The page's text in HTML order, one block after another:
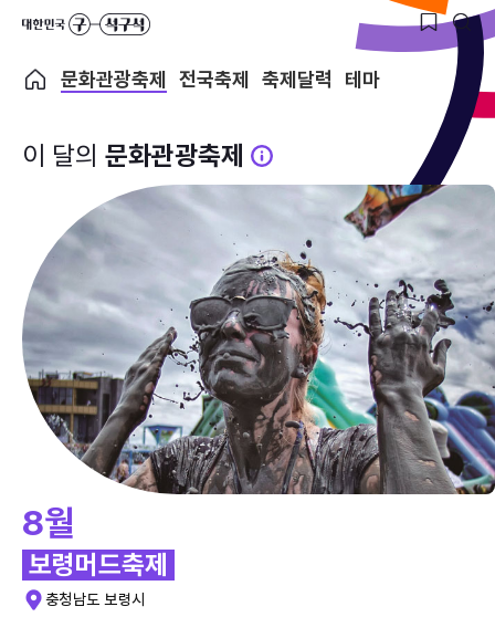
문화관광축제 전국축제 축제달력 테마
이 달의 문화관광축제
8월
보령머드축제
충청남도 보령시